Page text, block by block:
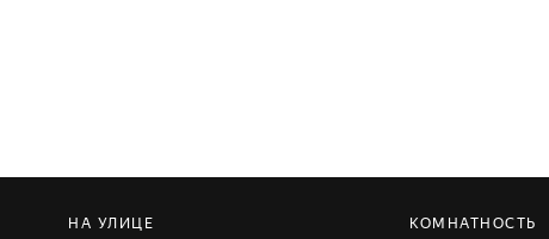
НА УЛИЦЕ КОМНАТНОСТЬ